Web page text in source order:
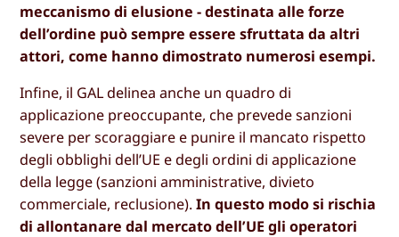
meccanismo di elusione - destinata alle forze
dell’ordine può sempre essere sfruttata da altri
attori, come hanno dimostrato numerosi esempi.
Infine, il GAL delinea anche un quadro di
applicazione preoccupante, che prevede sanzioni
severe per scoraggiare e punire il mancato rispetto
degli obblighi dell’UE e degli ordini di applicazione
della legge (sanzioni amministrative, divieto
commerciale, reclusione).In questo modo si rischia
di allontanare dal mercato dell’UE gli operatori